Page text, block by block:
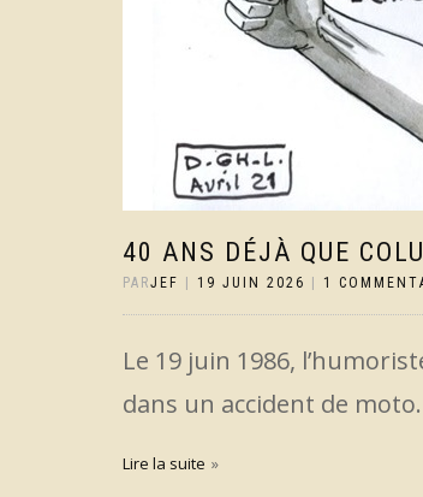
40 ANS DÉJÀ QUE
PARJEF 19 JUIN 2026 1
Le 19 juin 1986,
dans un accident de
Lire la suite